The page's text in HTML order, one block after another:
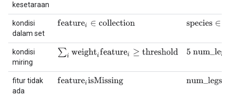
kesetaraan
kondisi
dalam set
featurei∈ co llection species∈{‘
kondisi
miring
∑i w eightifeaturei≥thre ho ld 5 num_legs
fitur tidak
ada
featureiisMissing num_legsis